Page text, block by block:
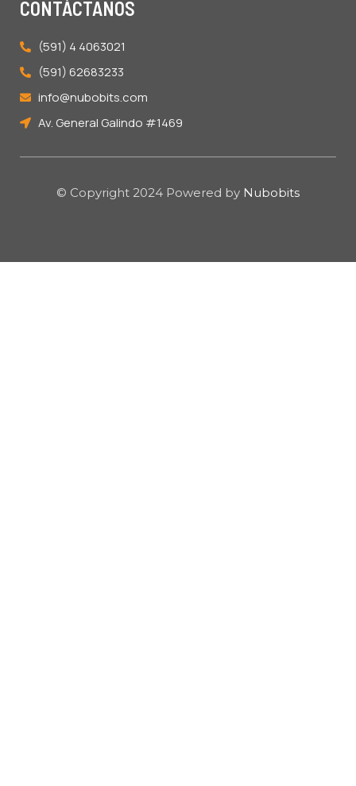
CONTÁCTANOS
(591) 4 4063021
(591) 62683233
info@nubobits.com
Av. General Galindo #1469
© Copyright 2024 Powered by Nubobits